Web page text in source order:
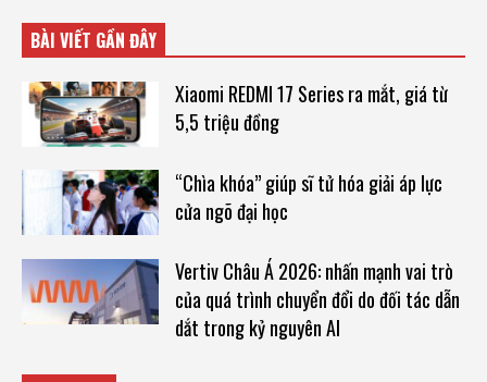
BÀI VIẾT GẦN ĐÂY
Xiaomi REDMI 17 Series ra mắt, giá từ
5,5 triệu đồng
“Chìa khóa” giúp sĩ tử hóa giải áp lực
cửa ngõ đại học
Vertiv Châu Á 2026: nhấn mạnh vai trò
của quá trình chuyển đổi do đối tác dẫn
dắt trong kỷ nguyên AI